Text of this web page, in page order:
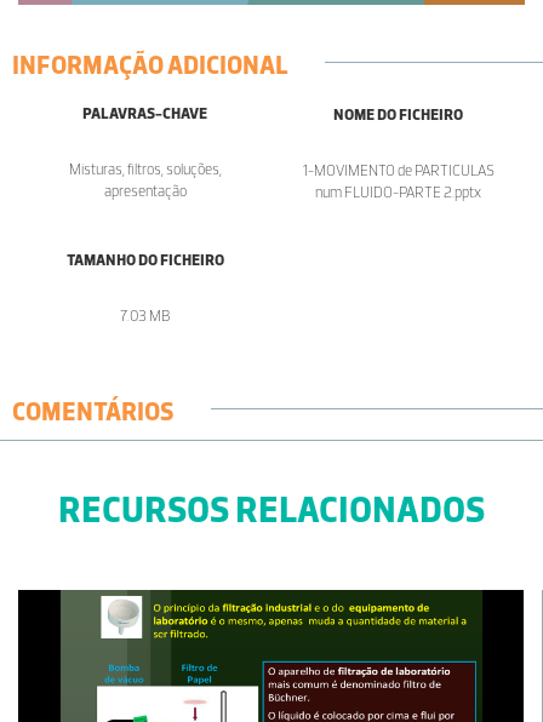
INFORMAÇÃO ADICIONAL
PALAVRAS-CHAVE
Misturas, filtros, soluções,
apresentação
NOME DO FICHEIRO
1-MOVIMENTO de PARTICULAS
num FLUIDO-PARTE 2.pptx
TAMANHO DO FICHEIRO
7.03 MB
COMENTÁRIOS
RECURSOS RELACIONADOS